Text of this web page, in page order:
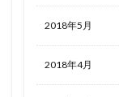
2018年5月
2018年4月